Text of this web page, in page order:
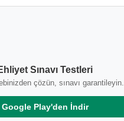
Sınavı Testleri
çözün, sınavı garantileyin.
Google Play'den İndir